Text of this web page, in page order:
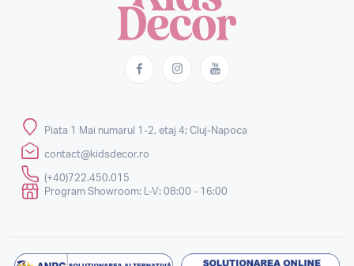
Piata 1 Mai numarul 1-2, etaj 4; Cluj-Napoca
contact@kidsdecor.ro
(+40)722.450.015
Program Showroom: L-V: 08:00 - 16:00